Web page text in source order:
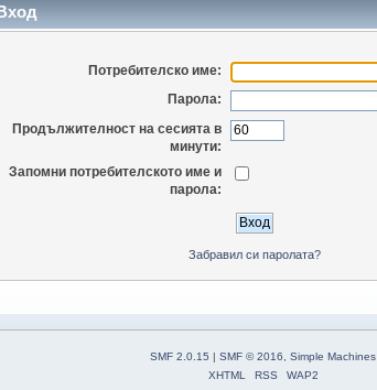
Потребителско име:
Парола:
Продължителност на сесията в
минути:
Запомни потребителското име и
парола:
Забравил си паролата?
SMF 2.0.15 SMF © 2016, Simple Machines
XHTML
RSS WAP2